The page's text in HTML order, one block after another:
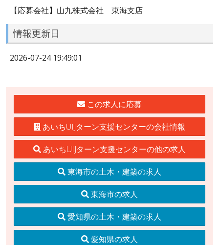
【応募会社】山九株式会社 東海支店
情報更新日
2026-07-24 19:49:01
この求人に応募
あいちUIJターン支援センターの会社情報
あいちUIJターン支援センターの他の求人
東海市の土木・建築の求人
東海市の求人
愛知県の土木・建築の求人
愛知県の求人